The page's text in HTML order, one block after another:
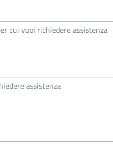
cui vuoi richiedere assistenza
assistenza